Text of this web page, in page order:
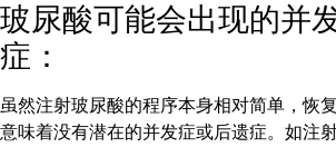
玻尿酸可能会出现的并
症：
虽然注射玻尿酸的程序本身相对简单，恢
意味着没有潜在的并发症或后遗症。如注